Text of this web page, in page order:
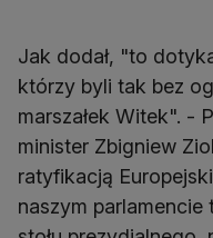
Jak dodał, "to
którzy byli tak bez
marszałek Witek". -
minister Zbigniew
ratyfikacją
naszym